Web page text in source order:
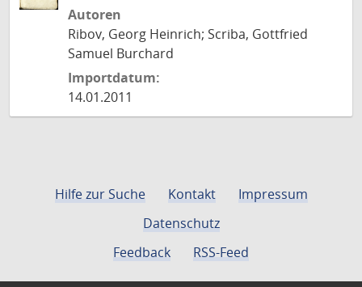
Autoren
Ribov, Georg Heinrich; Scriba, Gottfried
Samuel Burchard
Importdatum:
14.01.2011
Hilfe zur Suche Kontakt
Impressum
Datenschutz
Feedback
RSS-Feed